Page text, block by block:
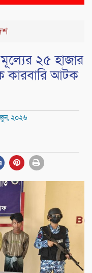
২৫ হাজার
কারবারি আটক
২০২৬